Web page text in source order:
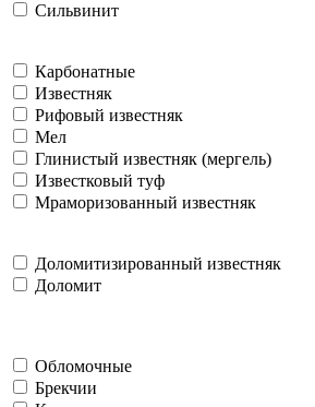
Сильвинит
Карбонатные
Известняк
Рифовый известняк
Мел
Глинистый известняк (мергель)
Известковый туф
Мраморизованный известняк
Доломитизированный известняк
Доломит
Обломочные
Брекчии